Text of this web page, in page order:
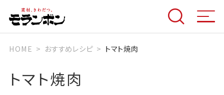
HOME おすすめレシピ トマト焼肉
トマト焼肉